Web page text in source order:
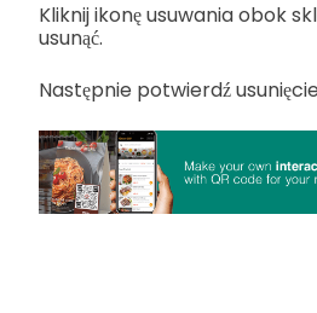
Kliknij ikonę usuwania obok
usunąć.
Następnie potwierdź usunięcie